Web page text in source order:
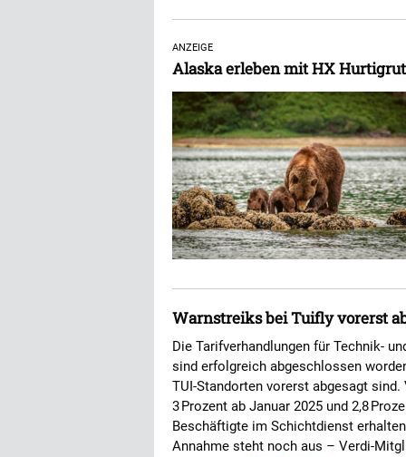
ANZEIGE
Alaska erleben mit HX
Warnstreiks bei Tuifly vorerst
Die Tarifverhandlungen für Technik-
sind erfolgreich abgeschlossen
TUI-Standorten vorerst abgesagt
3 Prozent ab Januar 2025 und 2,8
Beschäftigte im Schichtdienst
Annahme steht noch aus – Verdi-